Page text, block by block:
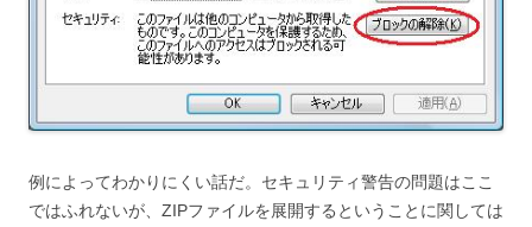
例によってわかりにくい話だ。セキュリティ警告の問題はここ
ではふれないが、ZIPファイルを展開するということに関しては